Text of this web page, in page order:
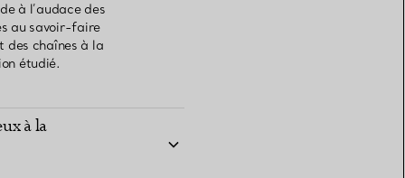
à l’audace des
au savoir-faire
chaînes à la
étudié.
à la